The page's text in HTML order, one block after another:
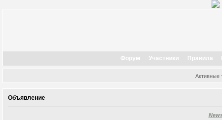
Форум Участники Правила
Активные
Объявление